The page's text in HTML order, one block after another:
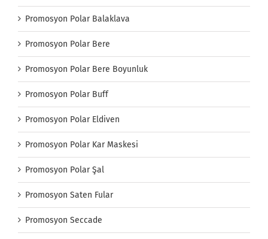
Promosyon Polar Balaklava
Promosyon Polar Bere
Promosyon Polar Bere Boyunluk
Promosyon Polar Buff
Promosyon Polar Eldiven
Promosyon Polar Kar Maskesi
Promosyon Polar Şal
Promosyon Saten Fular
Promosyon Seccade